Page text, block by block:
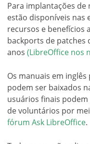
Para implantações de
estão disponíveis nas
recursos e benefícios
backports de patches
anos (LibreOffice nos
Os manuais em
podem ser baixados
usuários finais
de voluntários por
fórum Ask LibreOffice.